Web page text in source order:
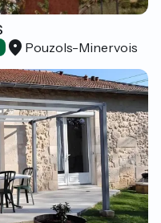
Pouzols-Minervois